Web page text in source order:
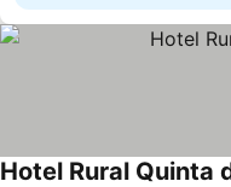
Hotel Rural Quinta